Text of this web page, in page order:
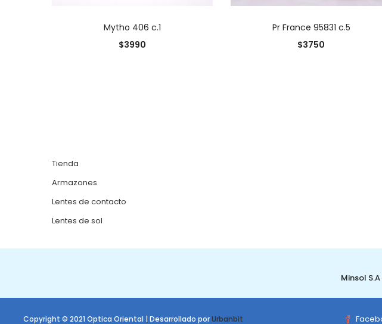
Mytho 406 c.1
$3990
Pr France 95831 c.5
$3750
Tienda
Armazones
Lentes de contacto
Lentes de sol
Minsol
Copyright © 2021 Optica Oriental | Desarrollado porUrbanbit